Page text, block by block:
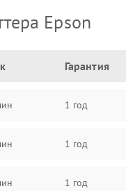
Epson
Гарантия
1 год
1 год
1 год